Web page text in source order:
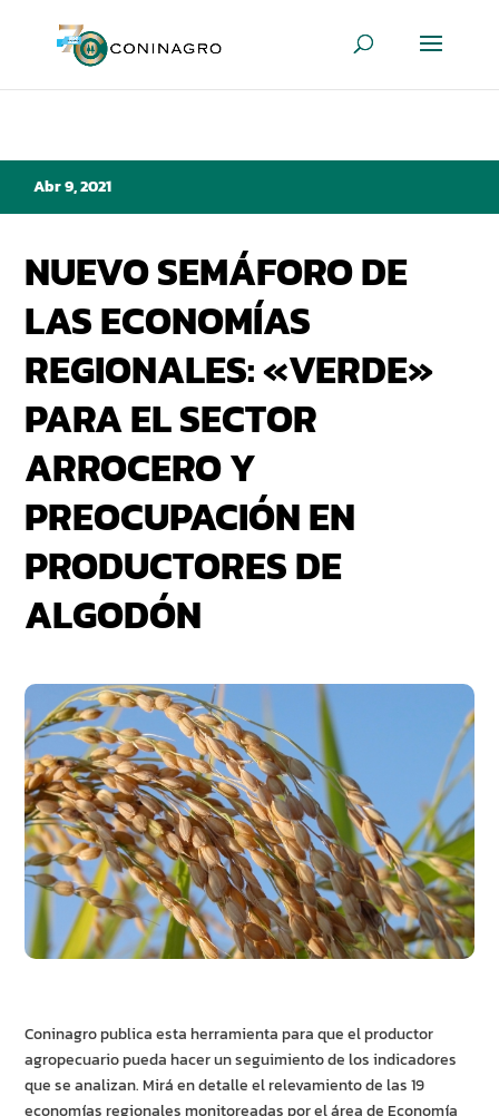
Abr 9, 2021
NUEVO SEMÁFORO DE
LAS ECONOMÍAS
REGIONALES: «VERDE»
PARA EL SECTOR
ARROCERO Y
PREOCUPACIÓN EN
PRODUCTORES DE
ALGODÓN
Coninagro publica esta herramienta para que el productor
agropecuario pueda hacer un seguimiento de los indicadores
que se analizan. Mirá en detalle el relevamiento de las 19
economías regionales monitoreadas por el área de Economía